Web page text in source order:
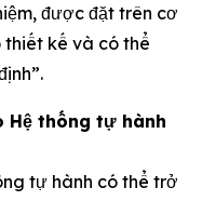
được đặt trên cơ
kế và có thể
Hệ thống tự hành
tự hành có thể trở